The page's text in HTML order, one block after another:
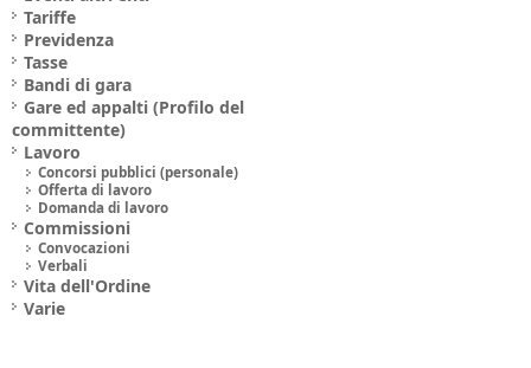
Tariffe
Previdenza
Tasse
Bandi di gara
Gare ed appalti (Profilo del
committente)
Lavoro
Concorsi pubblici (personale)
Offerta di lavoro
Domanda di lavoro
Commissioni
Convocazioni
Verbali
Vita dell'Ordine
Varie